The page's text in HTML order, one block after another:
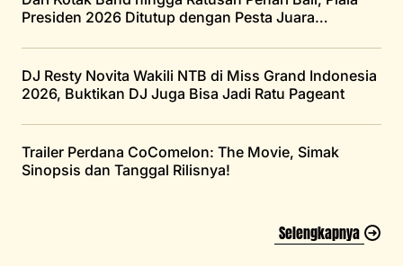
Presiden 2026 Ditutup dengan Pesta Juara
DJ Resty Novita Wakili NTB di Miss Grand Indonesia
2026, Buktikan DJ Juga Bisa Jadi Ratu Pageant
Trailer Perdana CoComelon: The Movie, Simak
Sinopsis dan Tanggal Rilisnya!
Selengkapnya